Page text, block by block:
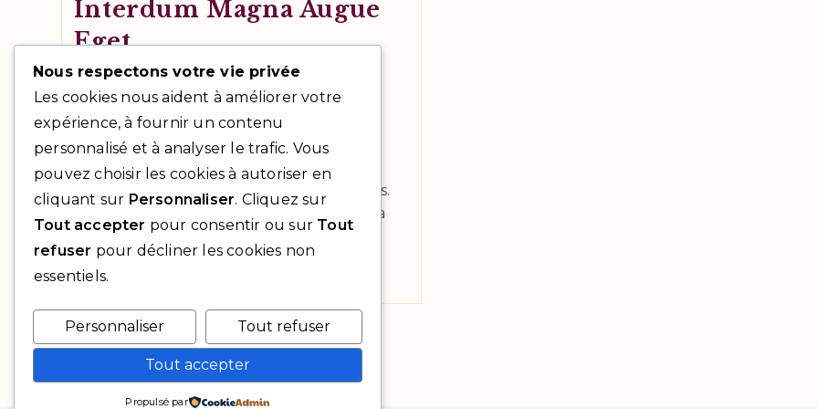
Interdum Magna Augue
Eget
Post
category:
Photography
Commentaires
de
publication :
0 commentaire
Curabitur sodales ligula in libero. Sed
dignissim lacinia nunc. Curabitur tortor.
Pellentesque nibh. Aenean quam. In
scelerisque sem at dolor. Maecenas mattis.
Sed convallis tristique sem. Proin ut ligula
vel…
Continuer La Lecture
Augue
Nous respectons votre vie privée
Les cookies nous aident à améliorer votre
expérience, à fournir un contenu
personnalisé et à analyser le trafic. Vous
pouvez choisir les cookies à autoriser en
cliquant sur Personnaliser. Cliquez sur
Tout accepter pour consentir ou sur Tout
refuser pour décliner les cookies non
essentiels.
Personnaliser Tout refuser
Tout accepter
Propulsé par